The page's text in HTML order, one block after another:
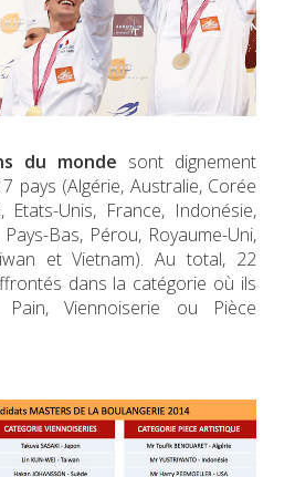
du monde sont dignement
pays (Algérie, Australie, Corée
Etats-Unis, France, Indonésie,
Bas, Pérou, Royaume-Uni,
et Vietnam). Au total, 22
dans la catégorie où ils
Viennoiserie ou Pièce